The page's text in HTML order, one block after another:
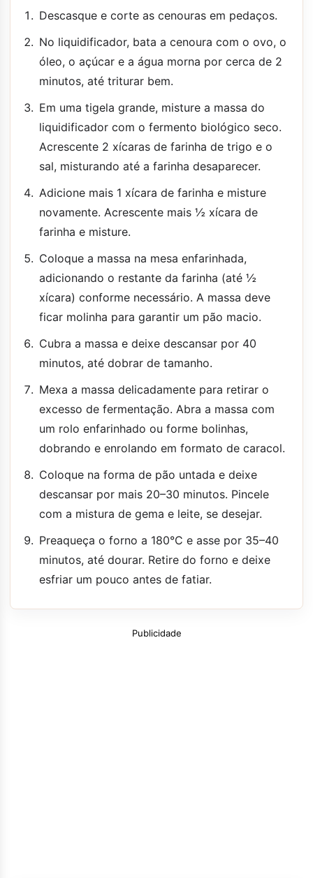
Descasque e corte as cenouras em pedaços.
No liquidificador, bata a cenoura com o ovo, o
óleo, o açúcar e a água morna por cerca de 2
minutos, até triturar bem.
Em uma tigela grande, misture a massa do
liquidificador com o fermento biológico seco.
Acrescente 2 xícaras de farinha de trigo e o
sal, misturando até a farinha desaparecer.
Adicione mais 1 xícara de farinha e misture
novamente. Acrescente mais ½ xícara de
farinha e misture.
Coloque a massa na mesa enfarinhada,
adicionando o restante da farinha (até ½
xícara) conforme necessário. A massa deve
ficar molinha para garantir um pão macio.
Cubra a massa e deixe descansar por 40
minutos, até dobrar de tamanho.
Mexa a massa delicadamente para retirar o
excesso de fermentação. Abra a massa com
um rolo enfarinhado ou forme bolinhas,
dobrando e enrolando em formato de caracol.
Coloque na forma de pão untada e deixe
descansar por mais 20–30 minutos. Pincele
com a mistura de gema e leite, se desejar.
Preaqueça o forno a 180°C e asse por 35–40
minutos, até dourar. Retire do forno e deixe
esfriar um pouco antes de fatiar.
Publicidade